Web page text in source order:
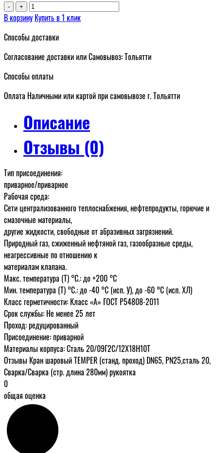
- +
В корзину Купить в 1 клик
Способы доставки
Согласование доставки или Самовывоз: Тольятти
Способы оплаты
Оплата Наличными или картой при самовывозе г. Тольятти
Описание
Отзывы (0)
Тип присоединения:
приварное/приварное
Рабочая среда:
Сети централизованного теплоснабжения, нефтепродукты, горючие и
смазочные материалы,
другие жидкости, свободные от абразивных загрязнений.
Природный газ, сжиженный нефтяной газ, газообразные среды,
неагрессивные по отношению к
материалам клапана.
Макс. температура (Т) °С.: до +200 °С
Мин. температура (Т) °С.: до -40 °С (исп. У), до -60 °С (исп. ХЛ)
Класс герметичности: Класс «А» ГОСТ Р54808-2011
Срок службы: Не менее 25 лет
Проход: редуцированный
Присоединение: приварной
Материалы корпуса: Сталь 20/09Г2С/12Х18Н10Т
Отзывы Кран шаровый TEMPER (станд. проход) DN65, PN25,сталь 20,
Сварка/Сварка (стр. длина 280мм) рукоятка
0
общая оценка